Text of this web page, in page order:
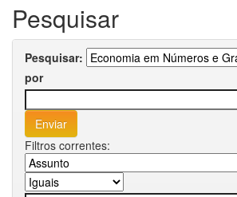
Pesquisar
Pesquisar:
por
Filtros correntes: